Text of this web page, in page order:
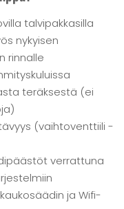
talvipakkasilla
nykyisen
rinnalle
teräksestä (ei
(vaihtoventtiili -
verrattuna
ja Wifi-